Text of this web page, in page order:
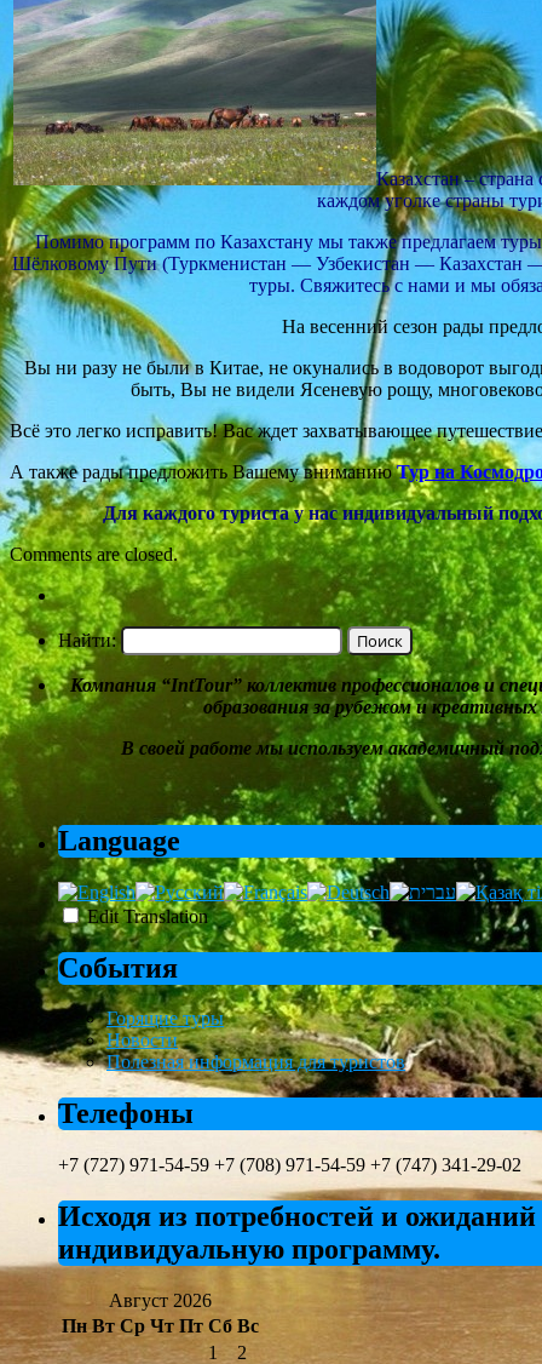
Казахстан –
каждом уголке страны
Помимо программ по Казахстану мы также предлагаем
Шёлковому Пути (Туркменистан — Узбекистан — Казахстан
туры. Свяжитесь с нами и мы
На весенний сезон рады
Вы ни разу не были в Китае, не окунались в водоворот
быть, Вы не видели Ясеневую рощу,
Всё это легко исправить! Вас ждет захватывающее
А также рады предложить Вашему вниманиюТур на
Для каждого туриста у нас индивидуальный
Comments are closed.
Найти:
Компания “IntTour” коллектив профессионалов и
образования за рубежом икреативных
В своей работе мыиспользуем академичный
Language
Edit Translation
События
Горящие туры
Новости
Полезная информация для туристов
Телефоны
+7 (727) 971-54-59 +7 (708) 971-54-59 +7 (747) 341-29-02
Исходя из потребностей и
индивидуальную программу.
Август 2026
Пн Вт Ср Чт Пт Сб Вс
1
2